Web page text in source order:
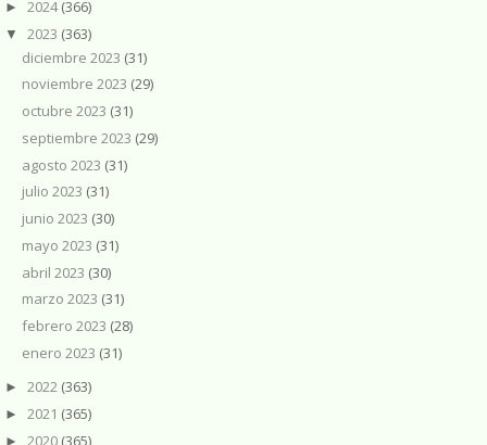
► 2024(366)
▼ 2023 (363)
diciembre 2023 (31)
noviembre 2023 (29)
octubre 2023 (31)
septiembre 2023 (29)
agosto 2023 (31)
julio 2023 (31)
junio 2023 (30)
mayo 2023 (31)
abril 2023 (30)
marzo 2023 (31)
febrero 2023 (28)
enero 2023 (31)
► 2022 (363)
► 2021 (365)
► 2020 (365)